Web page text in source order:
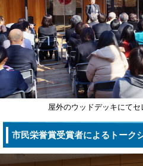
屋外のウッドデッキにて
市民栄誉賞受賞者によるトーク